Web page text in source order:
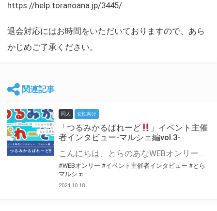
https://help.toranoana.jp/3445/
退会対応にはお時間をいただいておりますので、あら
かじめご了承ください。
関連記事
同人 女性向け
「つるみかるぱれーど
」イベント主催
者インタビュー-マルシェ編vol.3-
こんにちは、とらのあなWEBオンリー運営スタッフです。 新たにお届けする、イベント主催者インタビュー-マルシェ編-は、 とらのあなWEBオンリー「マルシェ」をご利用した主催様に 「マルシェ」を使って開催した感想や心がけをお聞きする企画です。 今回は、WEBオンリー初開催「つるみかるぱれーど
#WEBオンリー #イベント主催者インタビュー #とら
マルシェ
2024.10.18